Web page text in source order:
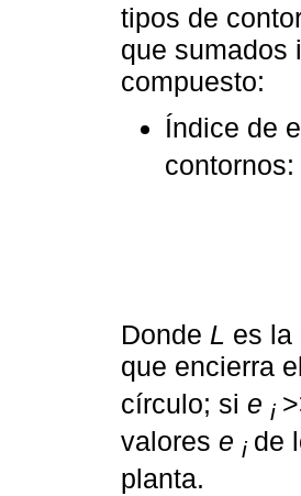
tipos de
que sumados
compuesto:
Índice de
contornos:
Donde L es la
que encierra
círculo; si e i
valores e i de
planta.